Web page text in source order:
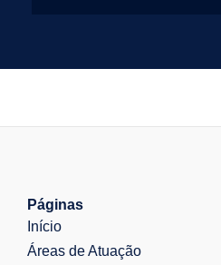
Páginas
Início
Áreas de Atuação